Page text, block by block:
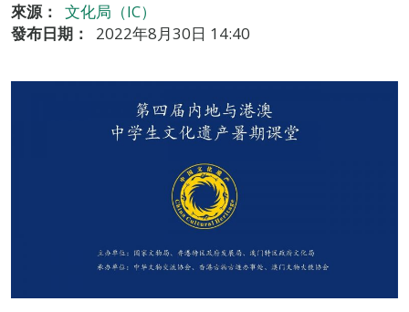
來源：
文化局（IC）
發布日期：
2022年8月30日 14:40